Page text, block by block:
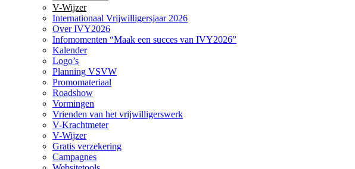
V-Wijzer
Internationaal Vrijwilligersjaar 2026
Over IVY2026
Infomomenten “Maak een succes van IVY2026”
Kalender
Logo’s
Planning VSVW
Promomateriaal
Roadshow
Vormingen
Vrienden van het vrijwilligerswerk
V-Krachtmeter
V-Wijzer
Gratis verzekering
Campagnes